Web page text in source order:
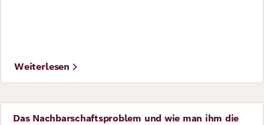
Weiterlesen
Perspective
Das Nachbarschaftsproblem und wie man ihm die